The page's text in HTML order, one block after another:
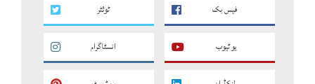
فیس بک ٹوئٹر
یو ٹیوب انسٹاگرام